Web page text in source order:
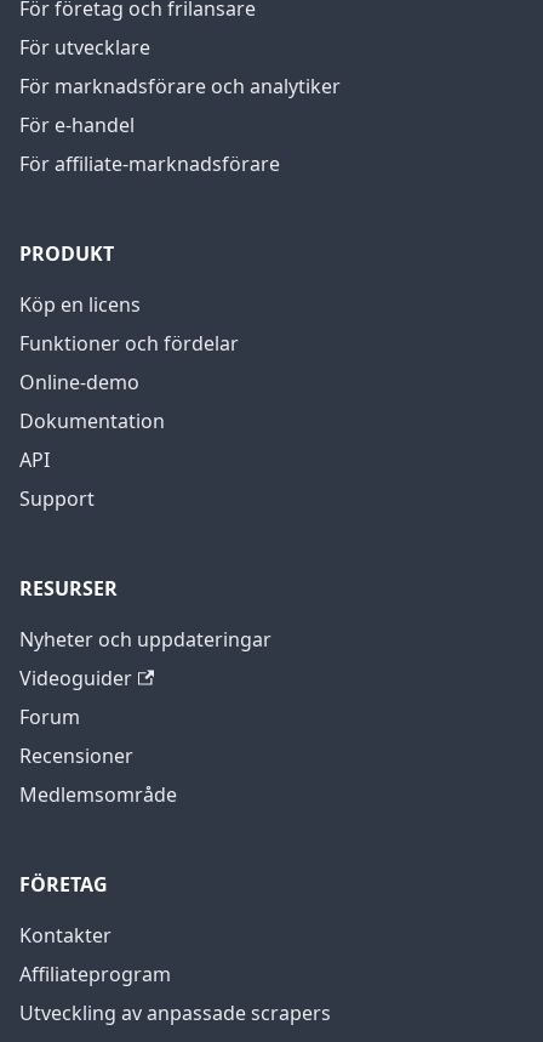
För företag och frilansare
För utvecklare
För marknadsförare och analytiker
För e-handel
För affiliate-marknadsförare
PRODUKT
Köp en licens
Funktioner och fördelar
Online-demo
Dokumentation
API
Support
RESURSER
Nyheter och uppdateringar
Videoguider
Forum
Recensioner
Medlemsområde
FÖRETAG
Kontakter
Affiliateprogram
Utveckling av anpassade scrapers